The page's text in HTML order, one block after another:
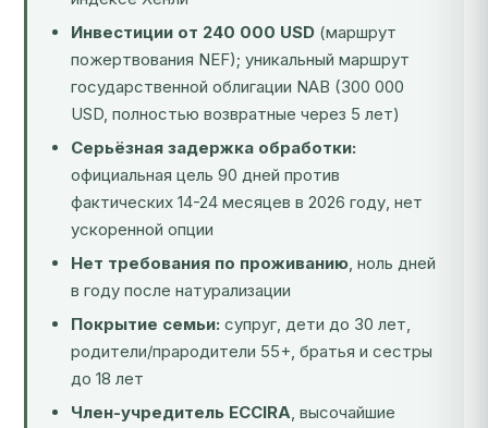
Инвестиции от 240 000 USD (маршрут
пожертвования NEF); уникальный маршрут
государственной облигации NAB (300 000
USD, полностью возвратные через 5 лет)
Серьёзная задержка обработки:
официальная цель 90 дней против
фактических 14-24 месяцев в 2026 году, нет
ускоренной опции
Нет требования по проживанию, ноль дней
в году после натурализации
Покрытие семьи: супруг, дети до 30 лет,
родители/прародители 55+, братья и сестры
до 18 лет
Член-учредитель ECCIRA, высочайшие